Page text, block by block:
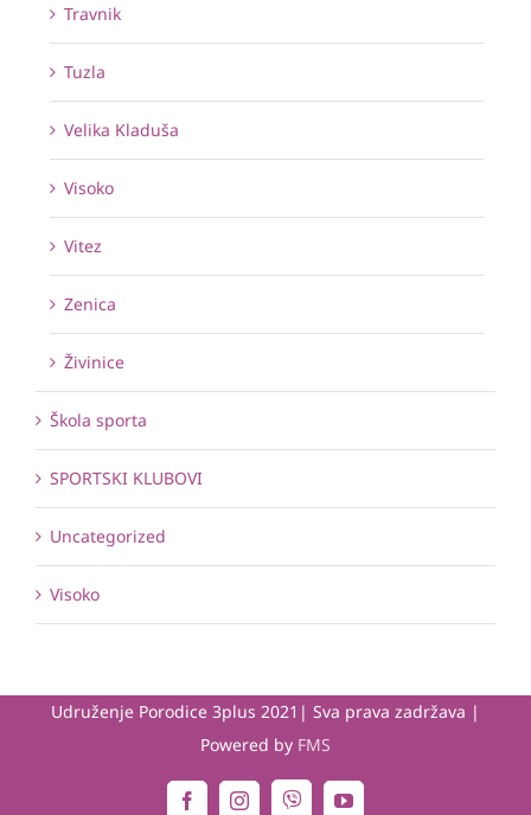
Travnik
Tuzla
Velika Kladuša
Visoko
Vitez
Zenica
Živinice
Škola sporta
SPORTSKI KLUBOVI
Uncategorized
Visoko
Udruženje Porodice 3plus 2021| Sva prava zadržava |
Powered by FMS
FacebookInstagramViber YouTube